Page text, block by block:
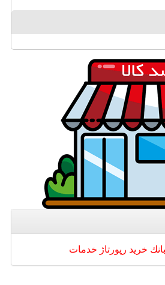
بانك خرید رپورتاژ خدمات